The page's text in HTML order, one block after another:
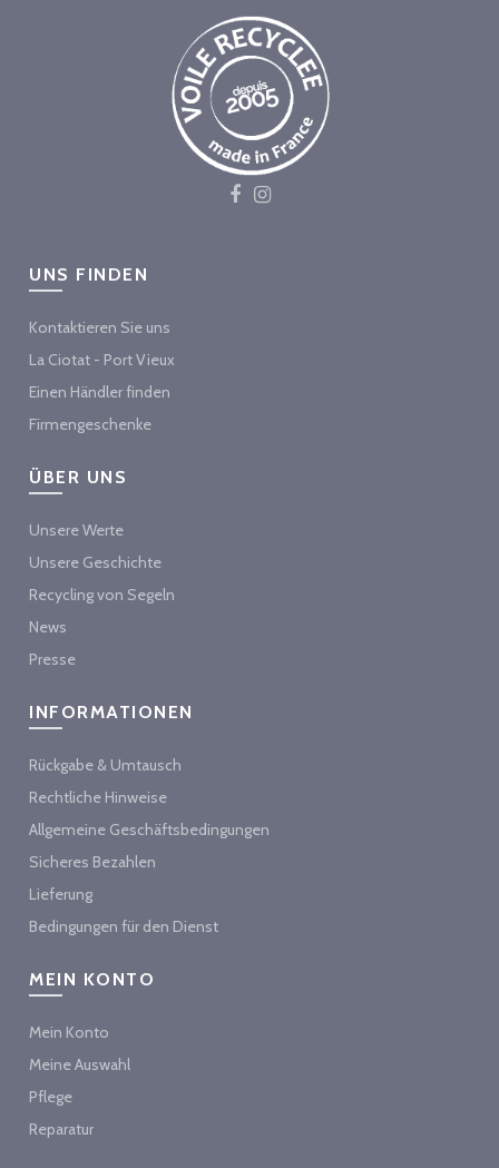
UNS FINDEN
Kontaktieren Sie uns
La Ciotat - Port Vieux
Einen Händler finden
Firmengeschenke
ÜBER UNS
Unsere Werte
Unsere Geschichte
Recycling von Segeln
News
Presse
INFORMATIONEN
Rückgabe & Umtausch
Rechtliche Hinweise
Allgemeine Geschäftsbedingungen
Sicheres Bezahlen
Lieferung
Bedingungen für den Dienst
MEIN KONTO
Mein Konto
Meine Auswahl
Pflege
Reparatur